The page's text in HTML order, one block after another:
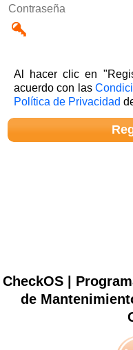
Contraseña
Al hacer clic en
acuerdo con las
Política de Privacidad
CheckOS |
de